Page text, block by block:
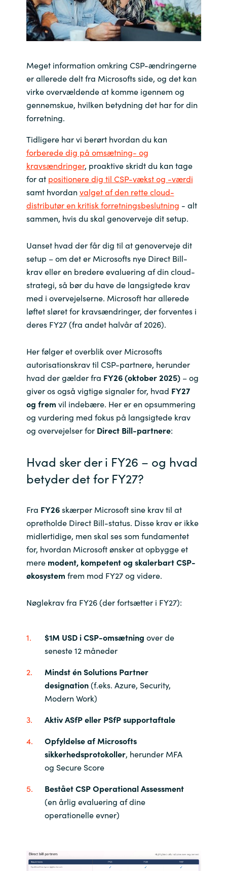
Indonesia
Kingdom of Saudi Arabia
Latvia
Lithuania
Malaysia
Middle East
Netherlands
Norway
Philippines
Poland
Portugal
Romania
Serbia
Slovenia
Spain
Sweden
Switzerland
Ukraine
United Kingdom
Meget information omkring CSP-ændringerne
er allerede delt fra Microsofts side, og det kan
virke overvældende at komme igennem og
gennemskue, hvilken betydning det har for din
forretning.
Tidligere har vi berørt hvordan du kan
forberede dig på omsætning- og
kravsændringer, proaktive skridt du kan tage
for at positionere dig til CSP-vækst og -værdi
samt hvordan valget af den rette cloud-
distributør en kritisk forretningsbeslutning - alt
sammen, hvis du skal genoverveje dit setup.
Uanset hvad der får dig til at genoverveje dit
setup – om det er Microsofts nye Direct Bill-
krav eller en bredere evaluering af din cloud-
strategi, så bør du have de langsigtede krav
med i overvejelserne. Microsoft har allerede
løftet sløret for kravsændringer, der forventes i
deres FY27 (fra andet halvår af 2026).
Her følger et overblik over Microsofts
autorisationskrav til CSP-partnere, herunder
hvad der gælder fra FY26 (oktober 2025)– og
giver os også vigtige signaler for, hvad FY27
og frem vil indebære. Her er en opsummering
og vurdering med fokus på langsigtede krav
og overvejelser for Direct Bill-partnere:
Hvad sker der i FY26 – og hvad
betyder det for FY27?
Fra FY26skærper Microsoft sine krav til at
opretholde Direct Bill-status. Disse krav er ikke
midlertidige, men skal ses som fundamentet
for, hvordan Microsoft ønsker at opbygge et
mere modent, kompetent og skalerbart CSP-
økosystem frem mod FY27 og videre.
Nøglekrav fra FY26 (der fortsætter i FY27):
$1M USD i CSP-omsætning over de
seneste 12 måneder
Mindst én Solutions Partner
designation(f.eks. Azure, Security,
Modern Work)
Aktiv ASfP eller PSfP supportaftale
Opfyldelse af Microsofts
sikkerhedsprotokoller, herunder MFA
og Secure Score
Bestået CSP Operational Assessment
(en årlig evaluering af dine
operationelle evner)